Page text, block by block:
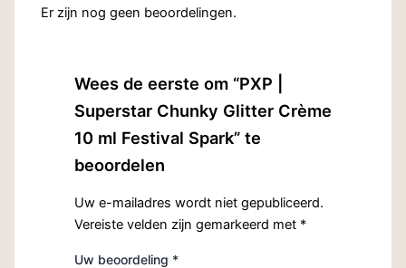
Er zijn nog geen beoordelingen.
Wees de eerste om “PXP |
Superstar Chunky Glitter Crème
10 ml Festival Spark” te
beoordelen
Uw e-mailadres wordt niet gepubliceerd.
Vereiste velden zijn gemarkeerd met *
Uw beoordeling *